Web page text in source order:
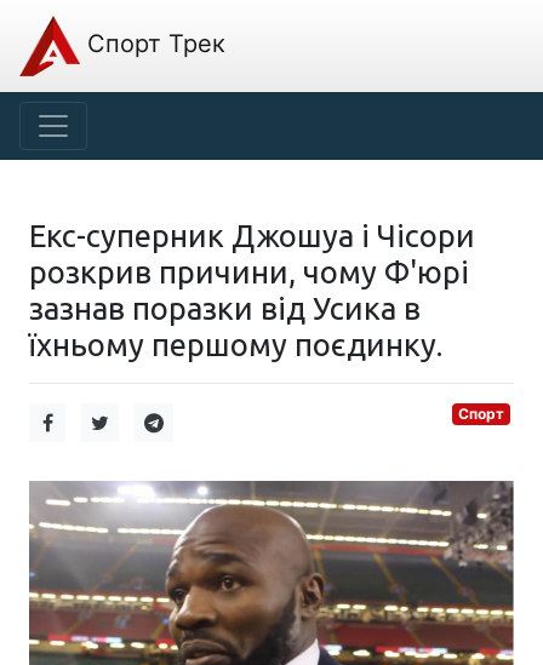
Спорт Трек
Екс-суперник Джошуа і Чісори
розкрив причини, чому Ф'юрі
зазнав поразки від Усика в
їхньому першому поєдинку.
Спорт